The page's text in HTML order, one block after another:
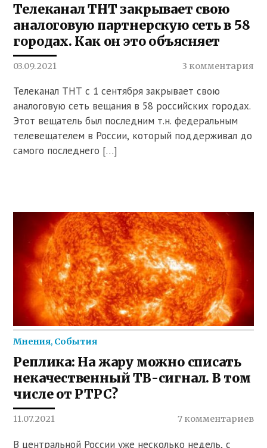
Телеканал ТНТ закрывает свою
аналоговую партнерскую сеть в 58
городах. Как он это объясняет
03.09.2021 3 комментария
Телеканал ТНТ с 1 сентября закрывает свою
аналоговую сеть вещания в 58 российских городах.
Этот вещатель был последним т.н. федеральным
телевещателем в России, который поддерживал до
самого последнего […]
Мнения, События
Реплика: На жару можно списать
некачественный ТВ-сигнал. В том
числе от РТРС?
11.07.2021 7 комментариев
В центральной России уже несколько недель, с